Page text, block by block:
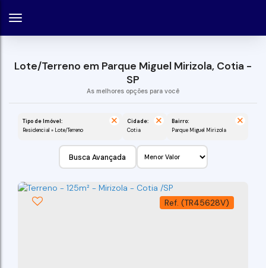
Lote/Terreno em Parque Miguel Mirizola, Cotia -
SP
Tipo de Imóvel:
Residencial » Lote/Terreno
Cidade:
Cotia
Bairro:
Parque Miguel Mirizola
Busca Avançada
(TR45628V)